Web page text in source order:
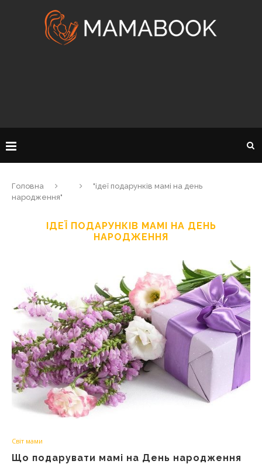
Головна
"ідеї подарунків мамі на день
народження"
ІДЕЇ ПОДАРУНКІВ МАМІ НА ДЕНЬ
НАРОДЖЕННЯ
Світ мами
Що подарувати мамі на День народження